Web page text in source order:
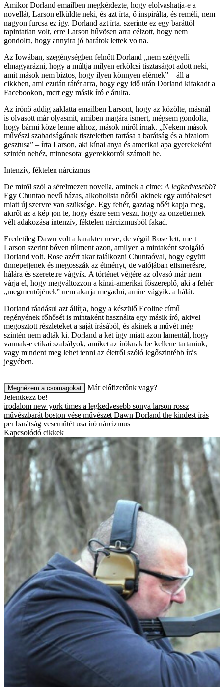
Amikor Dorland emailben megkérdezte, hogy elolvashatja-e a
novellát, Larson elküldte neki, és azt írta, ő inspirálta, és reméli, nem
nagyon furcsa ez így. Dorland azt írta, szerinte ez egy baráttól
tapintatlan volt, erre Larson hűvösen arra célzott, hogy nem
gondolta, hogy annyira jó barátok lettek volna.
Az Iowában, szegénységben felnőtt Dorland „nem szégyelli
elmagyarázni, hogy a múltja milyen erkölcsi tisztaságot adott neki,
amit mások nem biztos, hogy ilyen könnyen elérnek” – áll a
cikkben, ami ezután rátér arra, hogy egy idő után Dorland kifakadt a
Facebookon, mert egy másik író elárulta.
Az írónő addig zaklatta emailben Larsont, hogy az közölte, másnál
is olvasott már olyasmit, amiben magára ismert, mégsem gondolta,
hogy bármi köze lenne ahhoz, mások miről írnak. „Nekem mások
művészi szabadságának tiszteletben tartása a barátság és a bizalom
gesztusa” – írta Larson, aki kínai anya és amerikai apa gyerekeként
szintén nehéz, minnesotai gyerekkorról számolt be.
Intenzív, féktelen nárcizmus
De miről szól a sérelmezett novella, aminek a címe: A legkedvesebb?
Egy Chuntao nevű házas, alkoholista nőről, akinek egy autóbaleset
miatt új szervre van szüksége. Egy fehér, gazdag nőét kapja meg,
akiről az a kép jön le, hogy észre sem veszi, hogy az önzetlennek
vélt adakozása intenzív, féktelen nárcizmusból fakad.
Eredetileg Dawn volt a karakter neve, de végül Rose lett, mert
Larson szerint bőven túlment azon, amilyen a mintaként szolgáló
Dorland volt. Rose azért akar találkozni Chuntaóval, hogy együtt
ünnepeljenek és megosszák az élményt, de valójában elismerésre,
hálára és szeretetre vágyik. A történet végére az olvasó már nem
várja el, hogy megváltozzon a kínai-amerikai főszereplő, aki a fehér
„megmentőjének” nem akarja megadni, amire vágyik: a hálát.
Dorland ráadásul azt állítja, hogy a készülő Ecoline című
regényének főhősét is mintaként használta egy másik író, akivel
megosztott részleteket a saját írásából, és akinek a művét még
szintén nem adták ki. Dorland a két ügy miatt azon lamentál, hogy
vannak-e etikai szabályok, amiket az íróknak be kellene tartaniuk,
vagy mindent meg lehet tenni az életről szóló legőszintébb írás
jegyében.
Megnézem a csomagokat
Már előfizetőnk vagy?
Jelentkezz be!
irodalom new york times a legkedvesebb sonya larson rossz
művészbarát boston vése művészet Dawn Dorland the kindest írás
per barátság veseműtét usa író nárcizmus
Kapcsolódó cikkek